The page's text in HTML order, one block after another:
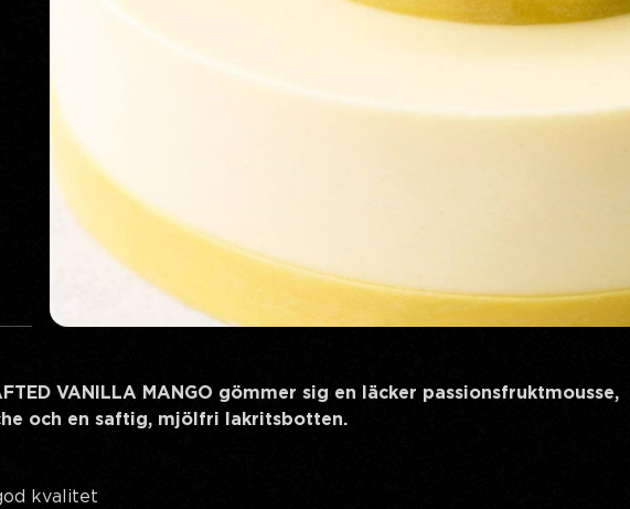
LAKRITS
VANILLA MANGO gömmer sig en läcker passionsfruktmousse,
och en saftig, mjölfri lakritsbotten.
kvalitet